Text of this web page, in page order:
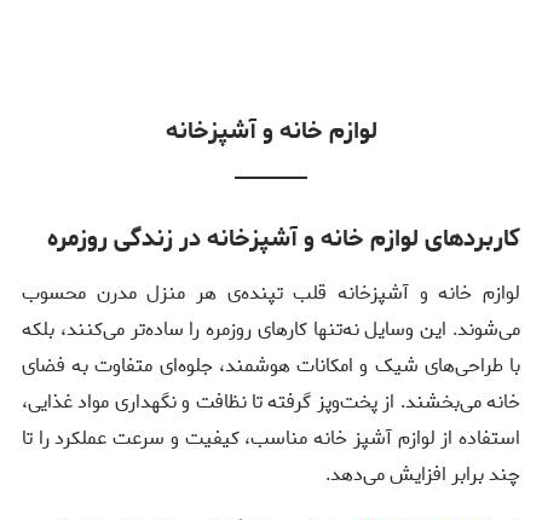
لوازم خانه و آشپزخانه
کاربردهای لوازم خانه و آشپزخانه در زندگی روزمره
لوازم خانه و آشپزخانه قلب تپنده‌ی هر منزل مدرن محسوب
می‌شوند. این وسایل نه‌تنها کارهای روزمره را ساده‌تر می‌کنند، بلکه
با طراحی‌های شیک و امکانات هوشمند، جلوه‌ای متفاوت به فضای
خانه می‌بخشند. از پخت‌وپز گرفته تا نظافت و نگهداری مواد غذایی،
استفاده از لوازم آشپز خانه مناسب، کیفیت و سرعت عملکرد را تا
چند برابر افزایش می‌دهد.